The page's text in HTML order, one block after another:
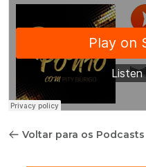
Voltar para os Podcasts